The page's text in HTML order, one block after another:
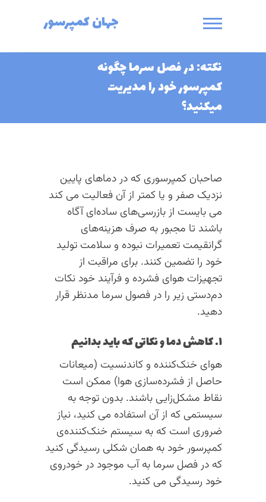
جهان کمپرسور
نکته: در فصل سرما چگونه
کمپرسور خود را مدیریت
میکنید؟
صاحبان کمپرسوری که در دماهای پایین
نزدیک صفر و یا کمتر از آن فعالیت می کند
می بایست از بازرسی‌های ساده‌ای آگاه
باشند تا مجبور به صرف هزینه‌های
گرانقیمت تعمیرات نبوده و سلامت تولید
خود را تضمین کنند. برای مراقبت از
تجهیزات هوای فشرده‌ و فرآیند خود نکات
دم‌دستی زیر را در فصول سرما مدنظر قرار
دهید.
۱. کاهش دما و نکاتی که باید بدانیم
هوای خنک‌کننده و کاندنسیت (میعانات
حاصل از فشرده‌سازی هوا) ممکن است
نقاط مشکل‌زایی باشند. بدون توجه به
سیستمی که از آن استفاده می کنید، نیاز
ضروری است که به سیستم خنک‌کننده‌ی
کمپرسور خود به همان شکلی رسیدگی کنید
که در فصل سرما به آب موجود در خودروی
خود رسیدگی می کنید.